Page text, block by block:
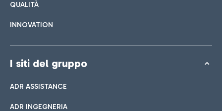
QUALITÀ
INNOVATION
I siti del gruppo
ADR ASSISTANCE
ADR INGEGNERIA